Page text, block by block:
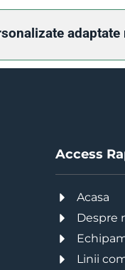
adaptate
Access
Acasa
Despre
Linii